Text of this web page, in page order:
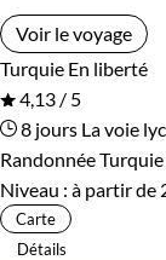
Voir le voyage
Turquie En liberté
4,13 / 5
8 jours La voie
Randonnée Turquie
Niveau : à partir de
Carte
Détails